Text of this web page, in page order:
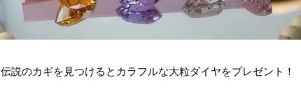
伝説のカギを見つけるとカラフルな大粒ダイヤをプレゼント！